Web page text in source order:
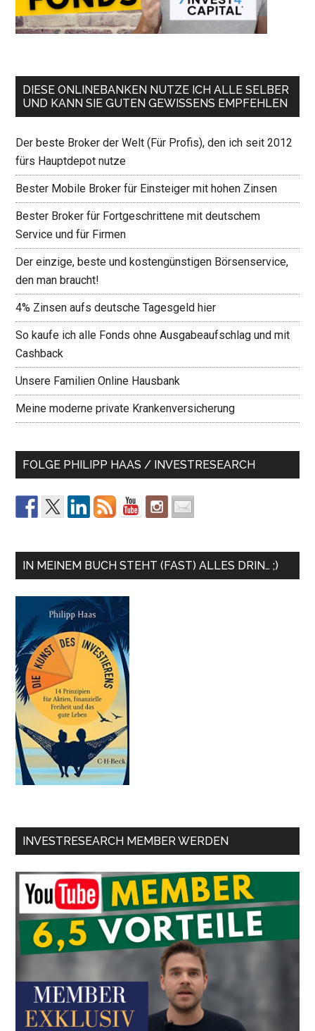
DIESE ONLINEBANKEN NUTZE ICH ALLE SELBER
UND KANN SIE GUTEN GEWISSENS EMPFEHLEN
Der beste Broker der Welt (Für Profis), den ich seit 2012
fürs Hauptdepot nutze
Bester Mobile Broker für Einsteiger mit hohen Zinsen
Bester Broker für Fortgeschrittene mit deutschem
Service und für Firmen
Der einzige, beste und kostengünstigen Börsenservice,
den man braucht!
4% Zinsen aufs deutsche Tagesgeld hier
So kaufe ich alle Fonds ohne Ausgabeaufschlag und mit
Cashback
Unsere Familien Online Hausbank
Meine moderne private Krankenversicherung
FOLGE PHILIPP HAAS / INVESTRESEARCH
IN MEINEM BUCH STEHT (FAST) ALLES DRIN… ;)
INVESTRESEARCH MEMBER WERDEN